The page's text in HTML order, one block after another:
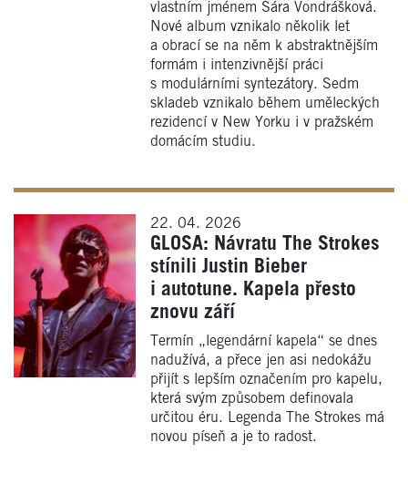
vlastním jménem Sára Vondrášková.
Nové album vznikalo několik let
a obrací se na něm k abstraktnějším
formám i intenzivnější práci
s modulárními syntezátory. Sedm
skladeb vznikalo během uměleckých
rezidencí v New Yorku i v pražském
domácím studiu.
22. 04. 2026
GLOSA: Návratu The Strokes
stínili Justin Bieber
i autotune. Kapela přesto
znovu září
Termín „legendární kapela“ se dnes
nadužívá, a přece jen asi nedokážu
přijít s lepším označením pro kapelu,
která svým způsobem definovala
určitou éru. Legenda The Strokes má
novou píseň a je to radost.